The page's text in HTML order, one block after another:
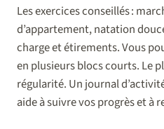
Les exercices conseillés :
d’appartement, natation
charge et étirements. Vous
en plusieurs blocs courts. Le
régularité. Un journal
aide à suivre vos progrès et à